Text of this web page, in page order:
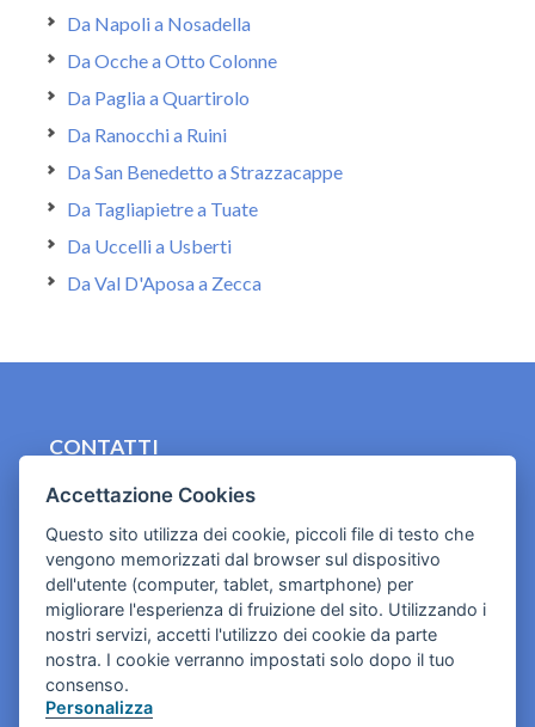
Da Napoli a Nosadella
Da Ocche a Otto Colonne
Da Paglia a Quartirolo
Da Ranocchi a Ruini
Da San Benedetto a Strazzacappe
Da Tagliapietre a Tuate
Da Uccelli a Usberti
Da Val D'Aposa a Zecca
CONTATTI
contact.originebologna@gmail.com
Cookies e informativa privacy
Accettazione Cookies
Questo sito utilizza dei cookie, piccoli file di testo che
vengono memorizzati dal browser sul dispositivo
dell'utente (computer, tablet, smartphone) per
migliorare l'esperienza di fruizione del sito. Utilizzando i
nostri servizi, accetti l'utilizzo dei cookie da parte
nostra. I cookie verranno impostati solo dopo il tuo
consenso.
Personalizza